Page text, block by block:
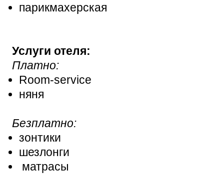
парикмахерская
Услуги отеля:
Платно:
Room-service
няня
Безплатно:
зонтики
шезлонги
матрасы